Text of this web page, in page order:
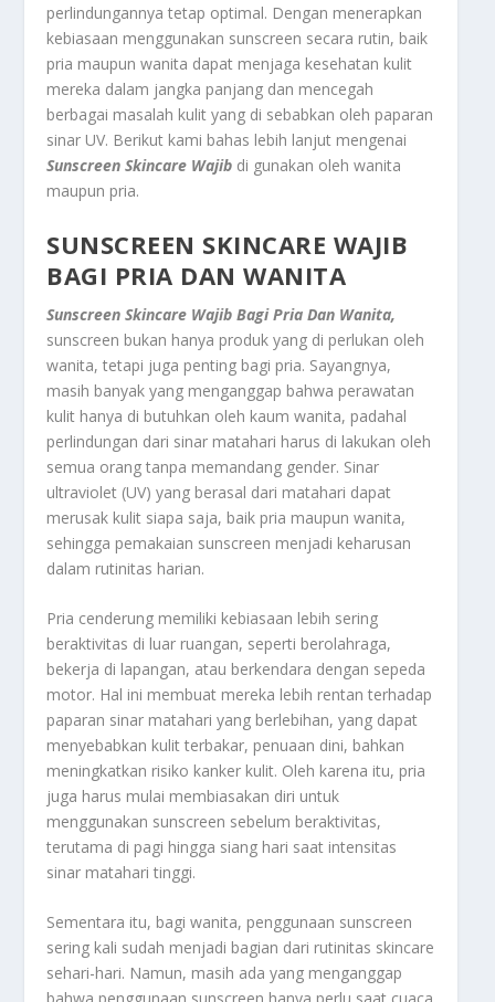
perlindungannya tetap optimal. Dengan menerapkan
kebiasaan menggunakan sunscreen secara rutin, baik
pria maupun wanita dapat menjaga kesehatan kulit
mereka dalam jangka panjang dan mencegah
berbagai masalah kulit yang di sebabkan oleh paparan
sinar UV. Berikut kami bahas lebih lanjut mengenai
Sunscreen Skincare Wajib di gunakan oleh wanita
maupun pria.
SUNSCREEN SKINCARE WAJIB
BAGI PRIA DAN WANITA
Sunscreen Skincare Wajib Bagi Pria Dan Wanita,
sunscreen bukan hanya produk yang di perlukan oleh
wanita, tetapi juga penting bagi pria. Sayangnya,
masih banyak yang menganggap bahwa perawatan
kulit hanya di butuhkan oleh kaum wanita, padahal
perlindungan dari sinar matahari harus di lakukan oleh
semua orang tanpa memandang gender. Sinar
ultraviolet (UV) yang berasal dari matahari dapat
merusak kulit siapa saja, baik pria maupun wanita,
sehingga pemakaian sunscreen menjadi keharusan
dalam rutinitas harian.
Pria cenderung memiliki kebiasaan lebih sering
beraktivitas di luar ruangan, seperti berolahraga,
bekerja di lapangan, atau berkendara dengan sepeda
motor. Hal ini membuat mereka lebih rentan terhadap
paparan sinar matahari yang berlebihan, yang dapat
menyebabkan kulit terbakar, penuaan dini, bahkan
meningkatkan risiko kanker kulit. Oleh karena itu, pria
juga harus mulai membiasakan diri untuk
menggunakan sunscreen sebelum beraktivitas,
terutama di pagi hingga siang hari saat intensitas
sinar matahari tinggi.
Sementara itu, bagi wanita, penggunaan sunscreen
sering kali sudah menjadi bagian dari rutinitas skincare
sehari-hari. Namun, masih ada yang menganggap